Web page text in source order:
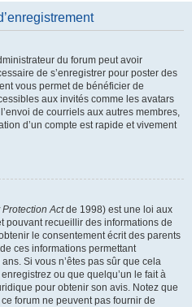
du forum peut avoir
de s’enregistrer pour poster des
vous permet de bénéficier de
aux invités comme les avatars
de courriels aux autres membres,
d’un compte est rapide et vivement
Actde 1998) est une loi aux
pouvant recueillir des informations de
le consentement écrit des parents
ces informations permettant
Si vous n’êtes pas sûr que cela
ou que quelqu’un le fait à
pour obtenir son avis. Notez que
forum ne peuvent pas fournir de